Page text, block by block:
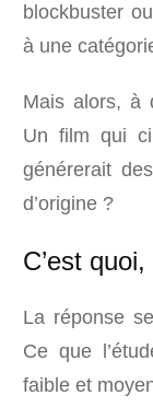
blockbuster
à une
Mais alors, à
Un film qui
générerait
d’origine ?
C’est
La réponse
Ce que
faible et